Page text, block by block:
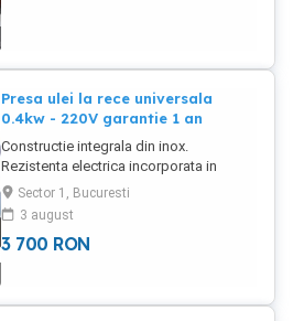
Presa ulei la rece universala
0.4kw - 220V garantie 1 an
Constructie integrala din inox.
Rezistenta electrica incorporata in
carcasa superioara. Cuva de alimentare
din inox. Motor cu dublu sens de rotatie.
Motor 220V, 0.4 Kw Garantie 1 an la
motoreductor.
Sector 1, Bucuresti
3 august
3 700 RON